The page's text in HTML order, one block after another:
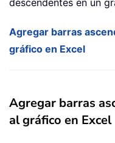
descendentes en un
Agregar barras
gráfico en Excel
Agregar barras
al gráfico en Excel